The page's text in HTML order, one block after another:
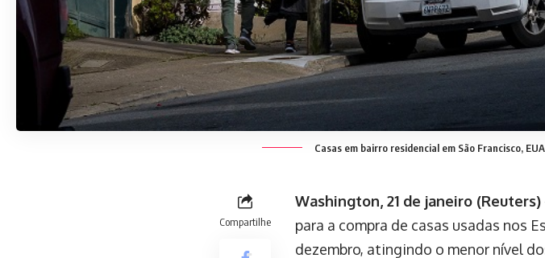
Casas em bairro residencial em São Francisco,
Compartilhe
Washington, 21 de janeiro (Reuters)
para a compra de casas usadas nos
dezembro, atingindo o menor nível